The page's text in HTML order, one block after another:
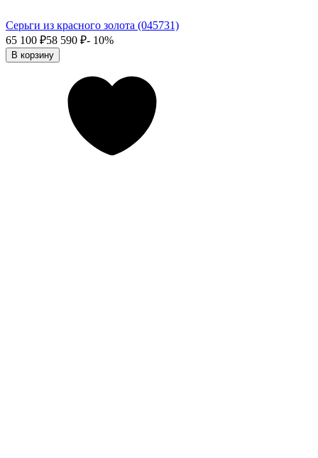
Серьги из красного золота (045731)
65 100 ₽58 590 ₽- 10%
В корзину